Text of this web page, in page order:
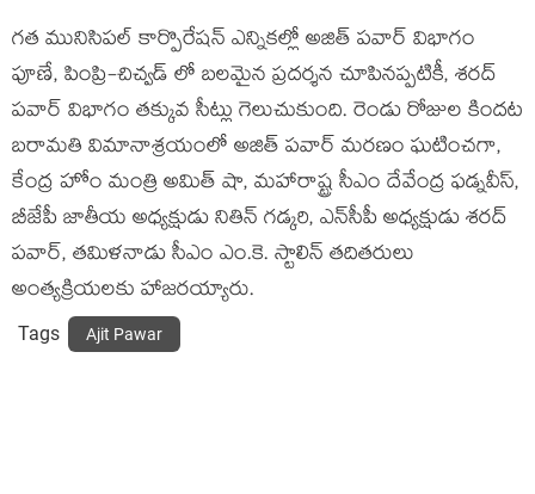
గత మునిసిపల్ కార్పొరేషన్ ఎన్నికల్లో అజిత్ పవార్ విభాగం
పూణే, పింప్రి-చిచ్వడ్ లో బలమైన ప్రదర్శన చూపినప్పటికీ, శరద్
పవార్ విభాగం తక్కువ సీట్లు గెలుచుకుంది. రెండు రోజుల కిందట
బరామతి విమానాశ్రయంలో అజిత్ పవార్ మరణం ఘటించగా,
కేంద్ర హోం మంత్రి అమిత్ షా, మహారాష్ట్ర సీఎం దేవేంద్ర ఫడ్నవీస్,
బీజేపీ జాతీయ అధ్యక్షుడు నితిన్ గడ్కరి, ఎన్‌సీపీ అధ్యక్షుడు శరద్
పవార్, తమిళనాడు సీఎం ఎం.కె. స్టాలిన్ తదితరులు
అంత్యక్రియలకు హాజరయ్యారు.
Tags Ajit Pawar